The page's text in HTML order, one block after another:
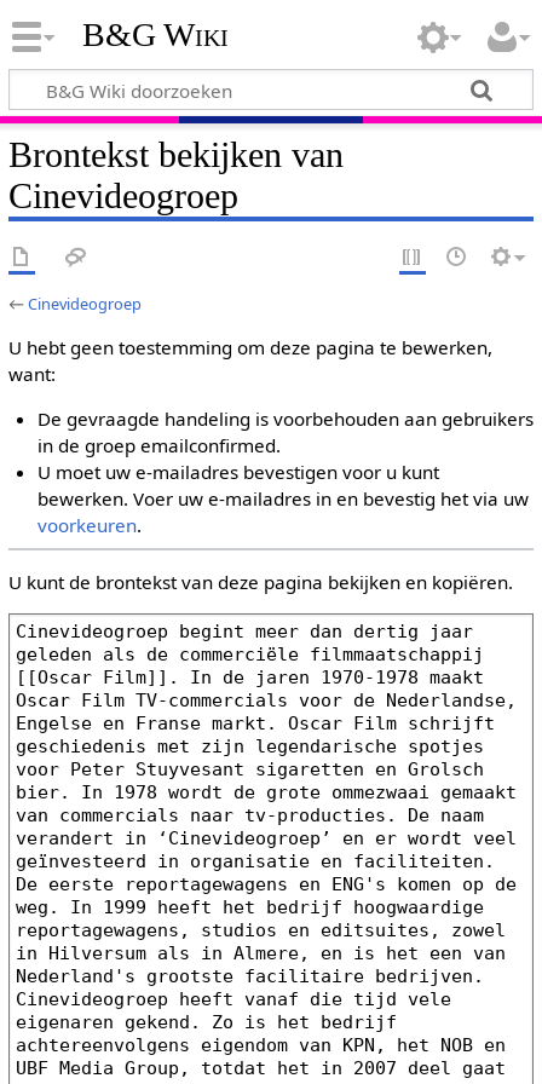
B&G Wiki
Brontekst bekijken van
Cinevideogroep
←Cinevideogroep
U hebt geen toestemming om deze pagina te bewerken,
want:
De gevraagde handeling is voorbehouden aan gebruikers
in de groep emailconfirmed.
U moet uw e-mailadres bevestigen voor u kunt
bewerken. Voer uw e-mailadres in en bevestig het via uw
voorkeuren.
U kunt de brontekst van deze pagina bekijken en kopiëren.